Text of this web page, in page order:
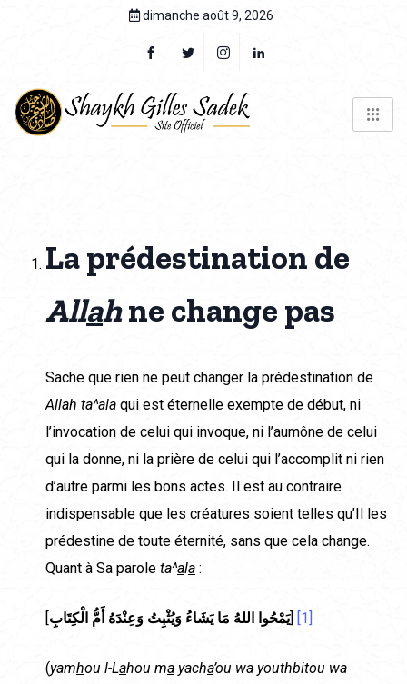
dimanche août 9, 2026
La prédestination de
Allahne change pas
Sache que rien ne peut changer la prédestination de
Allah ta^ala qui est éternelle exempte de début, ni
l’invocation de celui qui invoque, ni l’aumône de celui
qui la donne, ni la prière de celui qui l’accomplit ni rien
d’autre parmi les bons actes. Il est au contraire
indispensable que les créatures soient telles qu’Il les
prédestine de toute éternité, sans que cela change.
Quant à Sa parole ta^ala :
[يَمْحُوا اللهُ مَا يَشَاءُ وَيُثْبِتُ وَعِنْدَهُ أَمُّ الْكِتَابِ] [1]
(yamhou l-Lahou ma yacha’ou wa youthbitou wa